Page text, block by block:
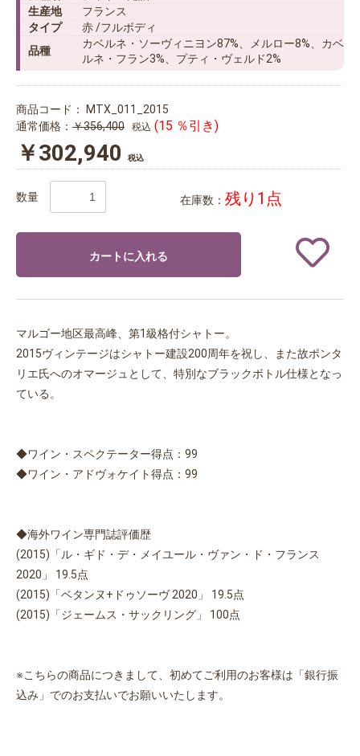
生産地
フランス
タイプ
赤 /フルボディ
品種
カベルネ・ソーヴィニヨン87%、メルロー8%、カベ
ルネ・フラン3%、プティ・ヴェルド2%
商品コード：
MTX_011_2015
通常価格： ￥356,400 税込 (15 ％引き)
￥302,940 税込
数量 在庫数： 残り1点
カートに入れる
マルゴー地区最高峰、第1級格付シャトー。
2015ヴィンテージはシャトー建設200周年を祝し、また故ポンタ
リエ氏へのオマージュとして、特別なブラックボトル仕様となっ
ている。
◆ワイン・スペクテーター得点：99
◆ワイン・アドヴォケイト得点：99
◆海外ワイン専門誌評価歴
(2015)「ル・ギド・デ・メイユール・ヴァン・ド・フランス
2020」 19.5点
(2015)「ベタンヌ+ドゥソーヴ 2020」 19.5点
(2015)「ジェームス・サックリング」 100点
※こちらの商品につきまして、初めてご利用のお客様は「銀行振
込み」でのお支払いでお願いいたします。